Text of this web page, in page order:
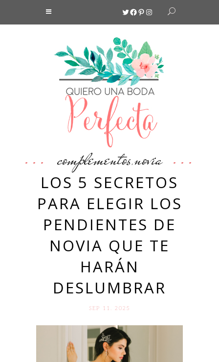
Twitter
Facebook
Pinterest
Instagram
complementos,novia
LOS 5 SECRETOS
PARA ELEGIR LOS
PENDIENTES DE
NOVIA QUE TE
HARÁN
DESLUMBRAR
SEP 11. 2025